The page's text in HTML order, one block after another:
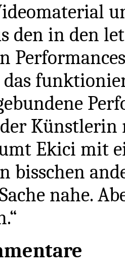
den in den
das
Ekici mit
bisschen
nahe.